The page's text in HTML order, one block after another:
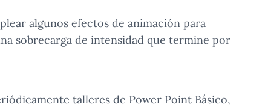
algunos efectos de animación para
sobrecarga de intensidad que termine por
talleres de Power Point Básico,